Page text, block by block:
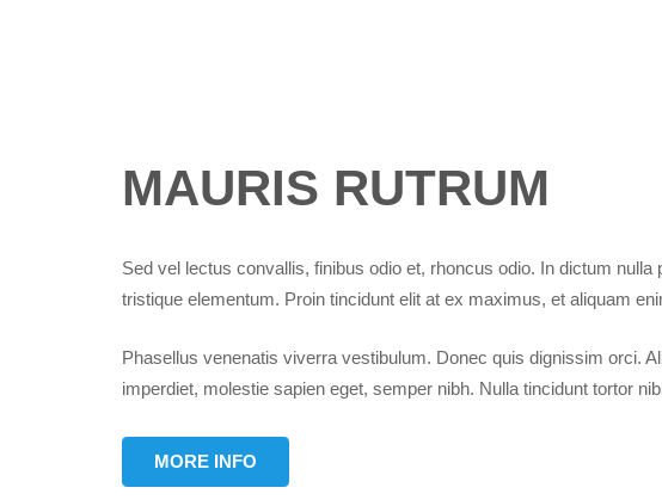
MAURIS RUTRUM
Sed vel lectus convallis, finibus odio et, rhoncus odio. In dictum nulla
tristique elementum. Proin tincidunt elit at ex maximus, et aliquam
Phasellus venenatis viverra vestibulum. Donec quis dignissim orci.
imperdiet, molestie sapien eget, semper nibh. Nulla tincidunt tortor
MORE INFO